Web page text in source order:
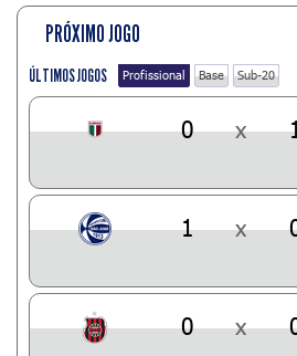
PRÓXIMO JOGO
ÚLTIMOS JOGOS Profissional Base Sub-20
0 x
1 x
0 x